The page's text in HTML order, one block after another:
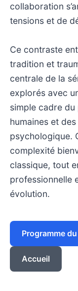
collaboration
tensions et de
Ce contraste
tradition et
centrale de la
explorés avec
simple cadre
humaines et
psychologique.
complexité
classique, tout
professionnelle
évolution.
Programme
Accueil